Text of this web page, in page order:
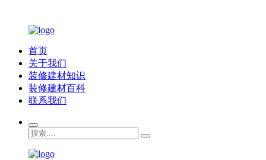
首页
关于我们
装修建材知识
装修建材百科
联系我们